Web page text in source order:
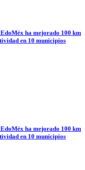
ha mejorado 100 km
en 10 municipios
ha mejorado 100 km
en 10 municipios